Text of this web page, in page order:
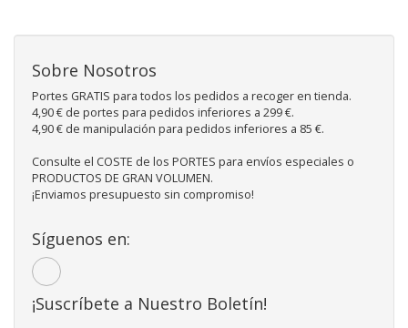
Sobre Nosotros
Portes GRATIS para todos los pedidos a recoger en tienda.
4,90 € de portes para pedidos inferiores a 299 €.
4,90 € de manipulación para pedidos inferiores a 85 €.
Consulte el COSTE de los PORTES para envíos especiales o
PRODUCTOS DE GRAN VOLUMEN.
¡Enviamos presupuesto sin compromiso!
Síguenos en:
¡Suscríbete a Nuestro Boletín!